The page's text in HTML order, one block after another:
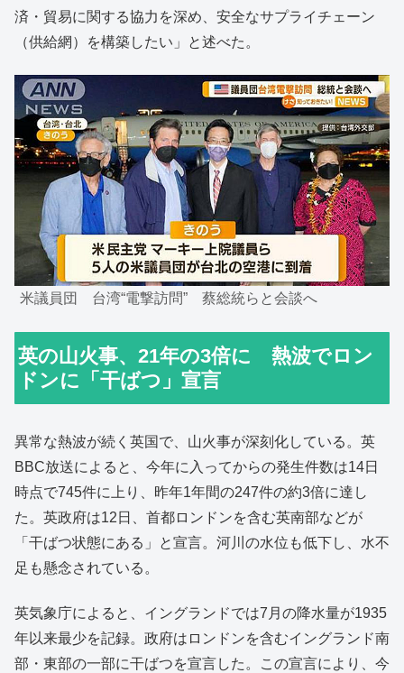
済・貿易に関する協力を深め、安全なサプライチェーン
（供給網）を構築したい」と述べた。
米議員団 台湾“電撃訪問” 蔡総統らと会談へ
英の山火事、21年の3倍に 熱波でロン
ドンに「干ばつ」宣言
異常な熱波が続く英国で、山火事が深刻化している。英
BBC放送によると、今年に入ってからの発生件数は14日
時点で745件に上り、昨年1年間の247件の約3倍に達し
た。英政府は12日、首都ロンドンを含む英南部などが
「干ばつ状態にある」と宣言。河川の水位も低下し、水不
足も懸念されている。
英気象庁によると、イングランドでは7月の降水量が1935
年以来最少を記録。政府はロンドンを含むイングランド南
部・東部の一部に干ばつを宣言した。この宣言により、今